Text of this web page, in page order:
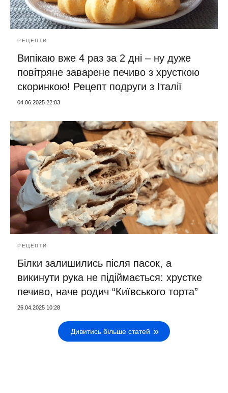
РЕЦЕПТИ
Випікаю вже 4 раз за 2 дні – ну дуже
повітряне заварене печиво з хрусткою
скоринкою! Рецепт подруги з Італії
04.06.2025 22:03
РЕЦЕПТИ
Білки залишились після пасок, а
викинути рука не підіймається: хрустке
печиво, наче родич “Київського торта”
26.04.2025 10:28
Дивитись більше статей